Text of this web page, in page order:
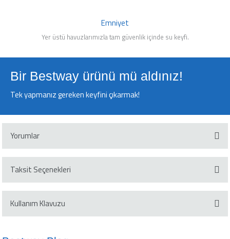
Emniyet
Yer üstü havuzlarımızla tam güvenlik içinde su keyfi.
Bir Bestway ürünü mü aldınız!
Tek yapmanız gereken keyfini çıkarmak!
Yorumlar
Bu ürüne ilk yorumu siz yapın!
Yorum Yaz
Taksit Seçenekleri
Kullanım Klavuzu